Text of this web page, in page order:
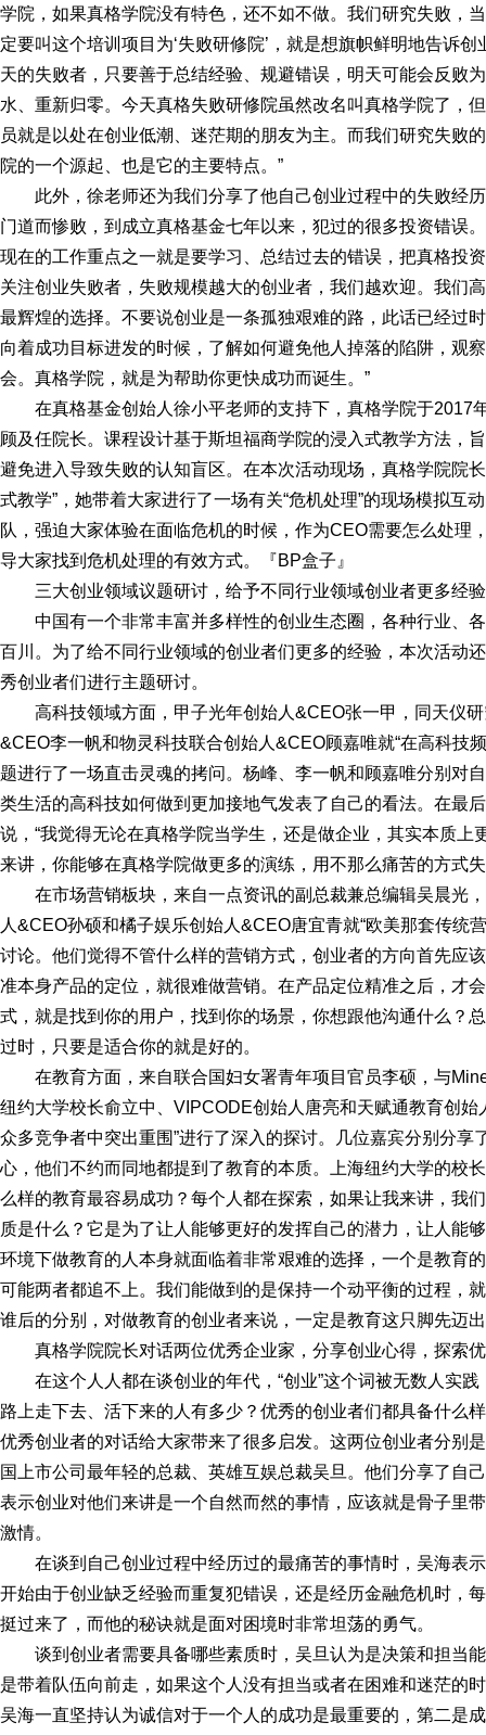
学院，如果真格学院没有特色，还不如不做。我们研究失败，
定要叫这个培训项目为‘失败研修院’，就是想旗帜鲜明地告诉
天的失败者，只要善于总结经验、规避错误，明天可能会反败
水、重新归零。今天真格失败研修院虽然改名叫真格学院了，
员就是以处在创业低潮、迷茫期的朋友为主。而我们研究失
院的一个源起、也是它的主要特点。”
此外，徐老师还为我们分享了他自己创业过程中的失败经
门道而惨败，到成立真格基金七年以来，犯过的很多投资错误
现在的工作重点之一就是要学习、总结过去的错误，把真格投
关注创业失败者，失败规模越大的创业者，我们越欢迎。我们
最辉煌的选择。不要说创业是一条孤独艰难的路，此话已经
向着成功目标进发的时候，了解如何避免他人掉落的陷阱，观
会。真格学院，就是为帮助你更快成功而诞生。”
在真格基金创始人徐小平老师的支持下，真格学院于2017
顾及任院长。课程设计基于斯坦福商学院的浸入式教学方法，
避免进入导致失败的认知盲区。在本次活动现场，真格学院院
式教学”，她带着大家进行了一场有关“危机处理”的现场模拟互
队，强迫大家体验在面临危机的时候，作为CEO需要怎么处理
导大家找到危机处理的有效方式。『BP盒子』
三大创业领域议题研讨，给予不同行业领域创业者更多经
中国有一个非常丰富并多样性的创业生态圈，各种行业、
百川。为了给不同行业领域的创业者们更多的经验，本次活动
秀创业者们进行主题研讨。
高科技领域方面，甲子光年创始人&CEO张一甲，同天仪
&CEO李一帆和物灵科技联合创始人&CEO顾嘉唯就“在高科技
题进行了一场直击灵魂的拷问。杨峰、李一帆和顾嘉唯分别对
类生活的高科技如何做到更加接地气发表了自己的看法。在最
说，“我觉得无论在真格学院当学生，还是做企业，其实本质
来讲，你能够在真格学院做更多的演练，用不那么痛苦的方式
在市场营销板块，来自一点资讯的副总裁兼总编辑吴晨光
人&CEO孙硕和橘子娱乐创始人&CEO唐宜青就“欧美那套传统
讨论。他们觉得不管什么样的营销方式，创业者的方向首先应
准本身产品的定位，就很难做营销。在产品定位精准之后，才
式，就是找到你的用户，找到你的场景，你想跟他沟通什么？
过时，只要是适合你的就是好的。
在教育方面，来自联合国妇女署青年项目官员李硕，与
纽约大学校长俞立中、VIPCODE创始人唐亮和天赋通教育创
众多竞争者中突出重围”进行了深入的探讨。几位嘉宾分别分
心，他们不约而同地都提到了教育的本质。上海纽约大学的校
么样的教育最容易成功？每个人都在探索，如果让我来讲，我
质是什么？它是为了让人能够更好的发挥自己的潜力，让人能
环境下做教育的人本身就面临着非常艰难的选择，一个是教育
可能两者都追不上。我们能做到的是保持一个动平衡的过程，
谁后的分别，对做教育的创业者来说，一定是教育这只脚先迈
真格学院院长对话两位优秀企业家，分享创业心得，探索
在这个人人都在谈创业的年代，“创业”这个词被无数人实
路上走下去、活下来的人有多少？优秀的创业者们都具备什么
优秀创业者的对话给大家带来了很多启发。这两位创业者分别
国上市公司最年轻的总裁、英雄互娱总裁吴旦。他们分享了自
表示创业对他们来讲是一个自然而然的事情，应该就是骨子里
激情。
在谈到自己创业过程中经历过的最痛苦的事情时，吴海表
开始由于创业缺乏经验而重复犯错误，还是经历金融危机时，
挺过来了，而他的秘诀就是面对困境时非常坦荡的勇气。
谈到创业者需要具备哪些素质时，吴旦认为是决策和担当
是带着队伍向前走，如果这个人没有担当或者在困难和迷茫的
吴海一直坚持认为诚信对于一个人的成功是最重要的，第二是